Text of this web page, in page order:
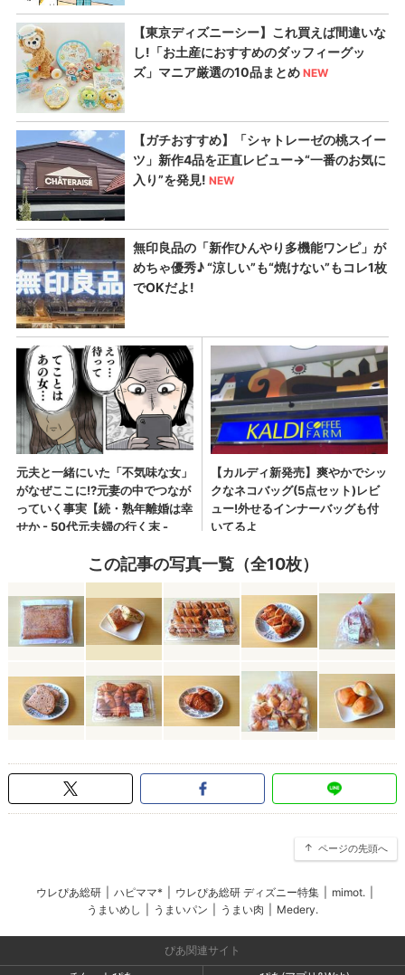
この記事の写真一覧（全10枚）
ページの先頭へ
ウレぴあ総研 ハピママ* ウレぴあ総研 ディズニー特集 mimot.
うまいめし
うまいパン うまい肉 Medery.
ぴあ関連サイト